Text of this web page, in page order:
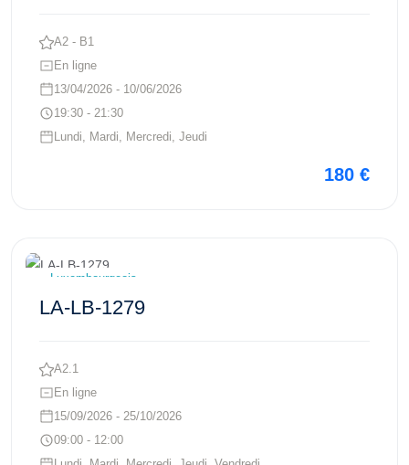
A2 - B1
En ligne
13/04/2026 - 10/06/2026
19:30 - 21:30
Lundi, Mardi, Mercredi, Jeudi
180 €
Luxembourgeois
LA-LB-1279
A2.1
En ligne
15/09/2026 - 25/10/2026
09:00 - 12:00